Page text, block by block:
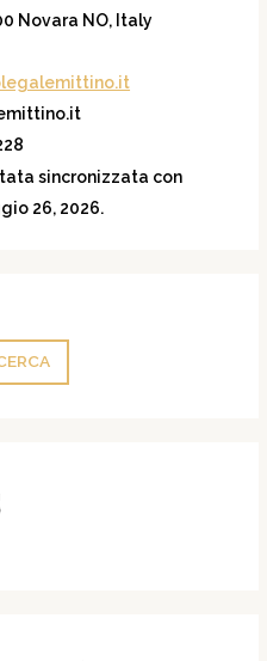
Novara NO, Italy
sincronizzata con
26, 2026.